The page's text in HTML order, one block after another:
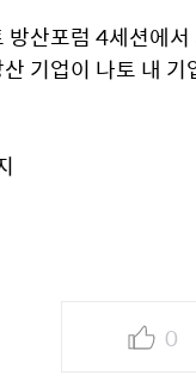
산포럼 4세션에
기업이 나토 내
0